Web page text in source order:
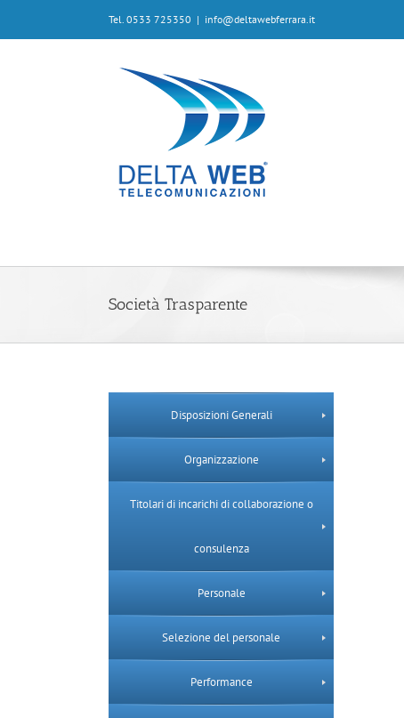
Tel. 0533 725350 | info@deltawebferrara.it
Società Trasparente
Disposizioni Generali
Organizzazione
Titolari di incarichi di collaborazione o
consulenza
Personale
Selezione del personale
Performance